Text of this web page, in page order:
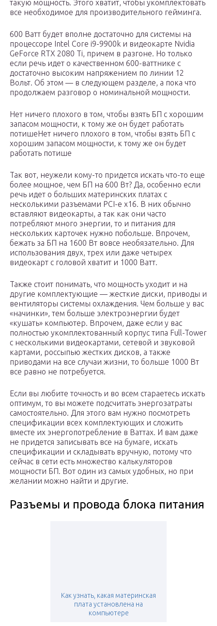
такую мощность. Этого хватит, чтобы укомплектовать
все необходимое для производительного гейминга.
600 Ватт будет вполне достаточно для системы на
процессоре Intel Core i9-9900k и видеокарте Nvidia
GeForce RTX 2080 Ti, причем в разгоне. Но только
если речь идет о качественном 600-ваттнике с
достаточно высоким напряжением по линии 12
Вольт. Об этом — в следующем разделе, а пока что
продолжаем разговор о номинальной мощности.
Нет ничего плохого в том, чтобы взять БП с хорошим
запасом мощности, к тому же он будет работать
потишеНет ничего плохого в том, чтобы взять БП с
хорошим запасом мощности, к тому же он будет
работать потише
Так вот, неужели кому-то придется искать что-то еще
более мощное, чем БП на 600 Вт? Да, особенно если
речь идет о больших материнских платах с
несколькими разъемами PCI-e x16. В них обычно
вставляют видеокарты, а так как они часто
потребляют много энергии, то и питания для
нескольких карточек нужно побольше. Впрочем,
бежать за БП на 1600 Вт вовсе необязательно. Для
использования двух, трех или даже четырех
видеокарт с головой хватит и 1000 Ватт.
Также стоит понимать, что мощность уходит и на
другие комплектующие — жесткие диски, приводы и
вентиляторы системы охлаждения. Чем больше у вас
«начинки», тем больше электроэнергии будет
«кушать» компьютер. Впрочем, даже если у вас
полностью укомплектованный корпус типа Full-Tower
с несколькими видеокартами, сетевой и звуковой
картами, россыпью жестких дисков, а также
приводами на все случаи жизни, то больше 1000 Вт
все равно не потребуется.
Если вы любите точность и во всем стараетесь искать
оптимум, то вы можете подсчитать энергозатраты
самостоятельно. Для этого вам нужно посмотреть
спецификации всех комплектующих и сложить
вместе их энергопотребление в Ваттах. И вам даже
не придется записывать все на бумаге, искать
спецификации и складывать вручную, потому что
сейчас в сети есть множество калькуляторов
мощности БП. Вот один из самых удобных, но при
желании можно найти и другие.
Разъемы и провода блока питания
Как узнать, какая материнская
плата установлена на
компьютере